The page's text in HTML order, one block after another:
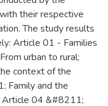
their respective
The study results
Article 01 - Families
urban to rural;
context of the
Family and the
Article 04 &#8211;